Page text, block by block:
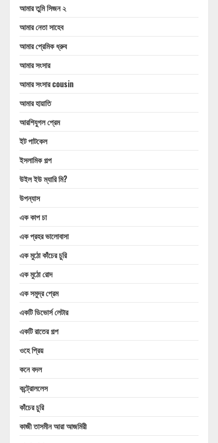
আমার তুমি সিজন ২
আমার নেতা সাহেব
আমার প্রেমিক ধ্রুব
আমার সংসার
আমার সংসার cousin
আমার হায়াতি
আরশিযুগল প্রেম
ইট পাটকেল
ইসলামিক গল্প
উইল ইউ ম্যারি মি?
উপন্যাস
এক কাপ চা
এক প্রহর ভালোবাসা
এক মুঠো কাঁচের চুরি
এক মুঠো রোদ
এক সমুদ্র প্রেম
একটি ডিভোর্স লেটার
একটি রাতের গল্প
ওহে প্রিয়
কনে বদল
কন্ট্রোললেস
কাঁচের চুরি
কাজী তাসমীন আরা আজমিরী